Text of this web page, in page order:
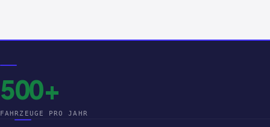
500+
FAHRZEUGE PRO JAHR